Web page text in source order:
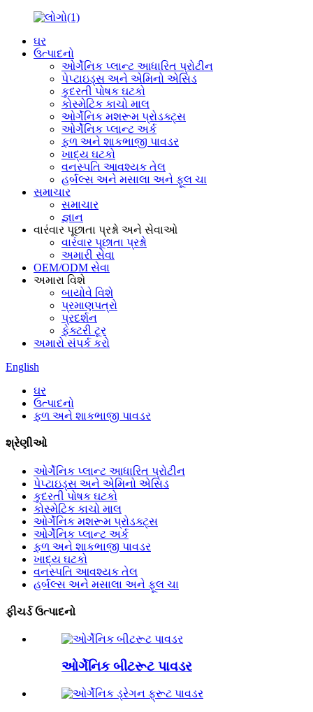
ઘર
ઉત્પાદનો
ઓર્ગેનિક પ્લાન્ટ આધારિત પ્રોટીન
પેપ્ટાઇડ્સ અને એમિનો એસિડ
કુદરતી પોષક ઘટકો
કોસ્મેટિક કાચો માલ
ઓર્ગેનિક મશરૂમ પ્રોડક્ટ્સ
ઓર્ગેનિક પ્લાન્ટ અર્ક
ફળ અને શાકભાજી પાવડર
ખાદ્ય ઘટકો
વનસ્પતિ આવશ્યક તેલ
હર્બલ્સ અને મસાલા અને ફૂલ ચા
સમાચાર
સમાચાર
જ્ઞાન
વારંવાર પૂછાતા પ્રશ્નો અને સેવાઓ
વારંવાર પૂછાતા પ્રશ્નો
અમારી સેવા
OEM/ODM સેવા
અમારા વિશે
બાયોવે વિશે
પ્રમાણપત્રો
પ્રદર્શન
ફેક્ટરી ટૂર
અમારો સંપર્ક કરો
English
ઘર
ઉત્પાદનો
ફળ અને શાકભાજી પાવડર
શ્રેણીઓ
ઓર્ગેનિક પ્લાન્ટ આધારિત પ્રોટીન
પેપ્ટાઇડ્સ અને એમિનો એસિડ
કુદરતી પોષક ઘટકો
કોસ્મેટિક કાચો માલ
ઓર્ગેનિક મશરૂમ પ્રોડક્ટ્સ
ઓર્ગેનિક પ્લાન્ટ અર્ક
ફળ અને શાકભાજી પાવડર
ખાદ્ય ઘટકો
વનસ્પતિ આવશ્યક તેલ
હર્બલ્સ અને મસાલા અને ફૂલ ચા
ફીચર્ડ ઉત્પાદનો
ઓર્ગેનિક બીટરૂટ પાવડર